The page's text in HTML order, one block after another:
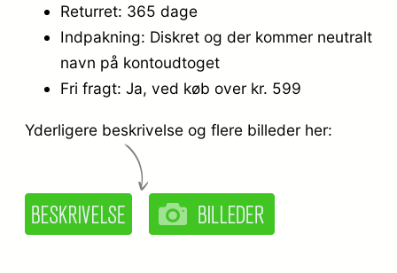
Returret: 365 dage
Indpakning: Diskret og der kommer neutralt
navn på kontoudtoget
Fri fragt: Ja, ved køb over kr. 599
Yderligere beskrivelse og flere billeder her: